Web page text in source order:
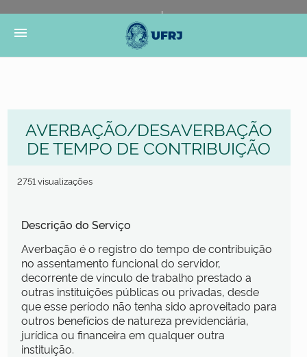
Portal do Governo Brasileiro
Governo
menu
AVERBAÇÃO/DESAVERBAÇÃO
DE TEMPO DE CONTRIBUIÇÃO
2751 visualizações
Descrição do Serviço
Averbação é o registro do tempo de contribuição
no assentamento funcional do servidor,
decorrente de vínculo de trabalho prestado a
outras instituições públicas ou privadas, desde
que esse período não tenha sido aproveitado para
outros benefícios de natureza previdenciária,
jurídica ou financeira em qualquer outra
instituição.